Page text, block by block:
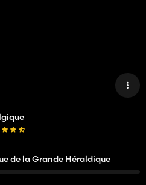
de la Grande Héraldique